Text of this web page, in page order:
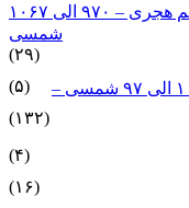
قرن یازدهم هجری – ۹۷۰ الی ۱۰۶۷
شمسی
(۲۹)
(۵)
(۱۳۲)
(۴)
(۱۶)